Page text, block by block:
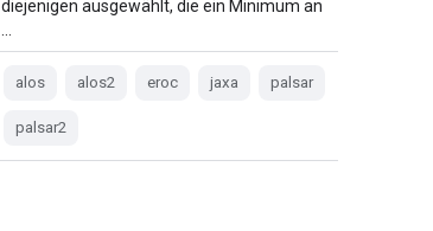
diejenigen ausgewählt, die ein Minimum an
alos alos2 eroc jaxa palsar
palsar2